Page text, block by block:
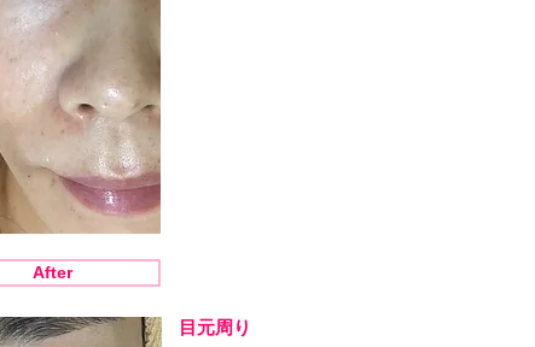
After
After
目元周り